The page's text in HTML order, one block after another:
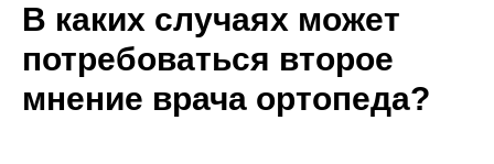
В каких случаях может
потребоваться второе
мнение врача ортопеда?